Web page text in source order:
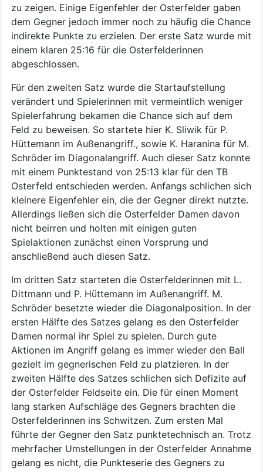
zu zeigen. Einige Eigenfehler der Osterfelder gaben
dem Gegner jedoch immer noch zu häufig die Chance
indirekte Punkte zu erzielen. Der erste Satz wurde mit
einem klaren 25:16 für die Osterfelderinnen
abgeschlossen.
Für den zweiten Satz wurde die Startaufstellung
verändert und Spielerinnen mit vermeintlich weniger
Spielerfahrung bekamen die Chance sich auf dem
Feld zu beweisen. So startete hier K. Sliwik für P.
Hüttemann im Außenangriff., sowie K. Haranina für M.
Schröder im Diagonalangriff. Auch dieser Satz konnte
mit einem Punktestand von 25:13 klar für den TB
Osterfeld entschieden werden. Anfangs schlichen sich
kleinere Eigenfehler ein, die der Gegner direkt nutzte.
Allerdings ließen sich die Osterfelder Damen davon
nicht beirren und holten mit einigen guten
Spielaktionen zunächst einen Vorsprung und
anschließend auch diesen Satz.
Im dritten Satz starteten die Osterfelderinnen mit L.
Dittmann und P. Hüttemann im Außenangriff. M.
Schröder besetzte wieder die Diagonalposition. In der
ersten Hälfte des Satzes gelang es den Osterfelder
Damen normal ihr Spiel zu spielen. Durch gute
Aktionen im Angriff gelang es immer wieder den Ball
gezielt im gegnerischen Feld zu platzieren. In der
zweiten Hälfte des Satzes schlichen sich Defizite auf
der Osterfelder Feldseite ein. Die für einen Moment
lang starken Aufschläge des Gegners brachten die
Osterfelderinnen ins Schwitzen. Zum ersten Mal
führte der Gegner den Satz punktetechnisch an. Trotz
mehrfacher Umstellungen in der Osterfelder Annahme
gelang es nicht, die Punkteserie des Gegners zu